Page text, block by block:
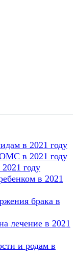
в 2021 году
в 2021 году
году
в 2021
брака в
лечение в 2021
и родам в